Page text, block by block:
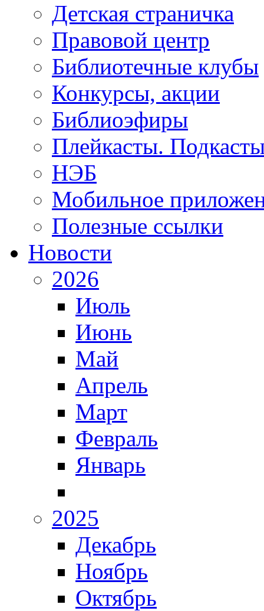
Детская страничка
Правовой центр
Библиотечные клубы
Конкурсы, акции
Библиоэфиры
Плейкасты.
НЭБ
Мобильное
Полезные ссылки
Новости
2026
Июль
Июнь
Май
Апрель
Март
Февраль
Январь
2025
Декабрь
Ноябрь
Октябрь